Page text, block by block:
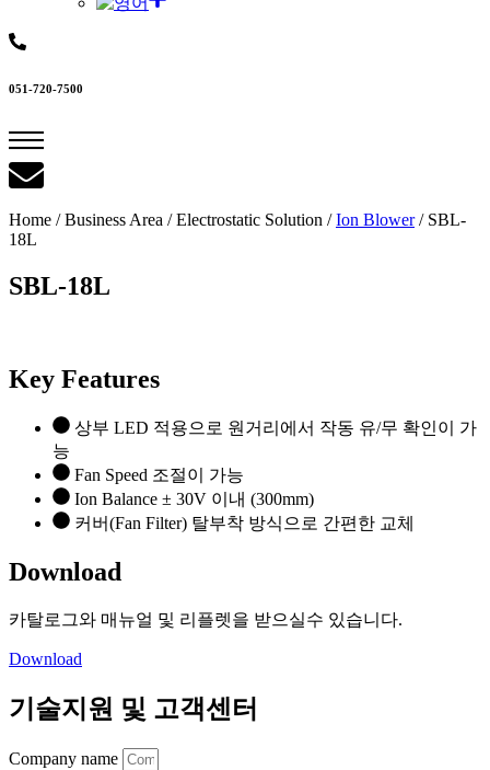
051-720-7500
Home / Business Area / Electrostatic Solution /Ion Blower/ SBL-
18L
SBL-18L
Key Features
상부 LED 적용으로 원거리에서 작동 유/무 확인이 가
능
Fan Speed 조절이 가능
Ion Balance ± 30V 이내 (300mm)
커버(Fan Filter) 탈부착 방식으로 간편한 교체
Download
카탈로그와 매뉴얼 및 리플렛을 받으실수 있습니다.
Download
기술지원 및 고객센터
Company name